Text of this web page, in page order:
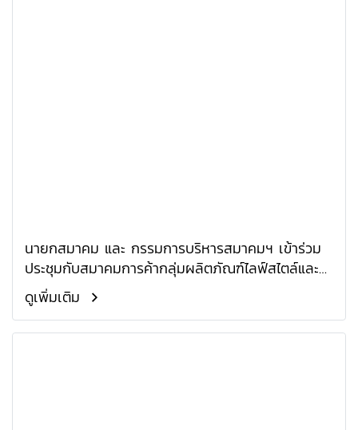
นายกสมาคม และ กรรมการบริหารสมาคมฯ เข้าร่วม
ประชุมกับสมาคมการค้ากลุ่มผลิตภัณฑ์ไลฟ์สไตล์และ
ดีไซน์ ครั้งที่ 1/2568
ดูเพิ่มเติม